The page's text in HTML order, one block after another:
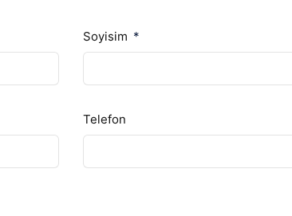
Soyisim
Telefon